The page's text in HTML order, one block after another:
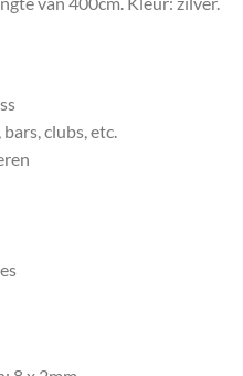
clubs, etc.